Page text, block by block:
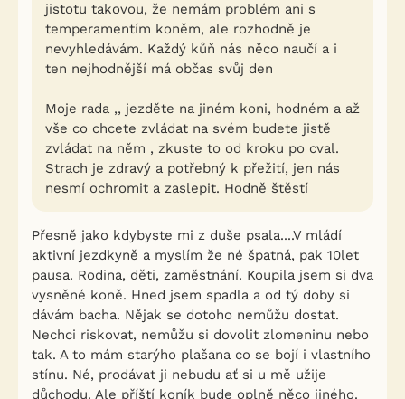
jistotu takovou, že nemám problém ani s
temperamentím koněm, ale rozhodně je
nevyhledávám. Každý kůň nás něco naučí a i
ten nejhodnější má občas svůj den
Moje rada ,, jezděte na jiném koni, hodném a až
vše co chcete zvládat na svém budete jistě
zvládat na něm , zkuste to od kroku po cval.
Strach je zdravý a potřebný k přežití, jen nás
nesmí ochromit a zaslepit. Hodně štěstí
Přesně jako kdybyste mi z duše psala....V mládí
aktivní jezdkyně a myslím že né špatná, pak 10let
pausa. Rodina, děti, zaměstnání. Koupila jsem si dva
vysněné koně. Hned jsem spadla a od tý doby si
dávám bacha. Nějak se dotoho nemůžu dostat.
Nechci riskovat, nemůžu si dovolit zlomeninu nebo
tak. A to mám starýho plašana co se bojí i vlastního
stínu. Né, prodávat ji nebudu ať si u mě užije
důchodu. Ale příští koník bude oplně něco jiného.